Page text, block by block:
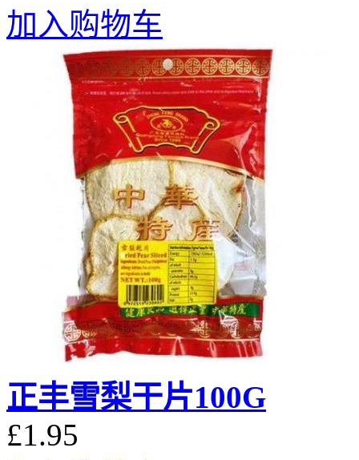
加入购物车
正丰雪梨干片100G
£1.95